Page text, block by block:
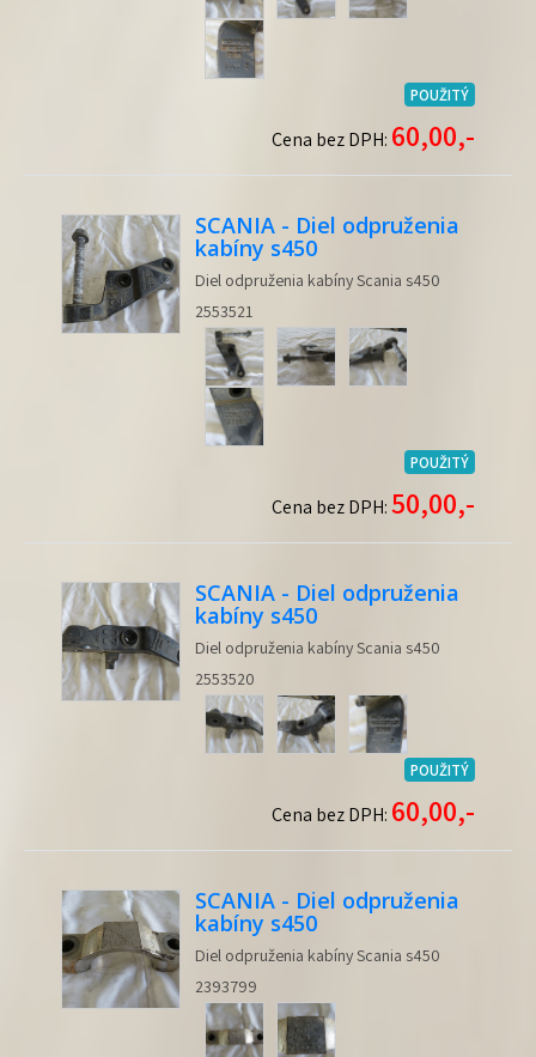
POUŽITÝ
Cena bez DPH: 60,00,-
SCANIA - Diel odpruženia
kabíny s450
Diel odpruženia kabíny Scania s450
2553521
POUŽITÝ
Cena bez DPH:50,00,-
SCANIA - Diel odpruženia
kabíny s450
Diel odpruženia kabíny Scania s450
2553520
POUŽITÝ
Cena bez DPH: 60,00,-
SCANIA - Diel odpruženia
kabíny s450
Diel odpruženia kabíny Scania s450
2393799